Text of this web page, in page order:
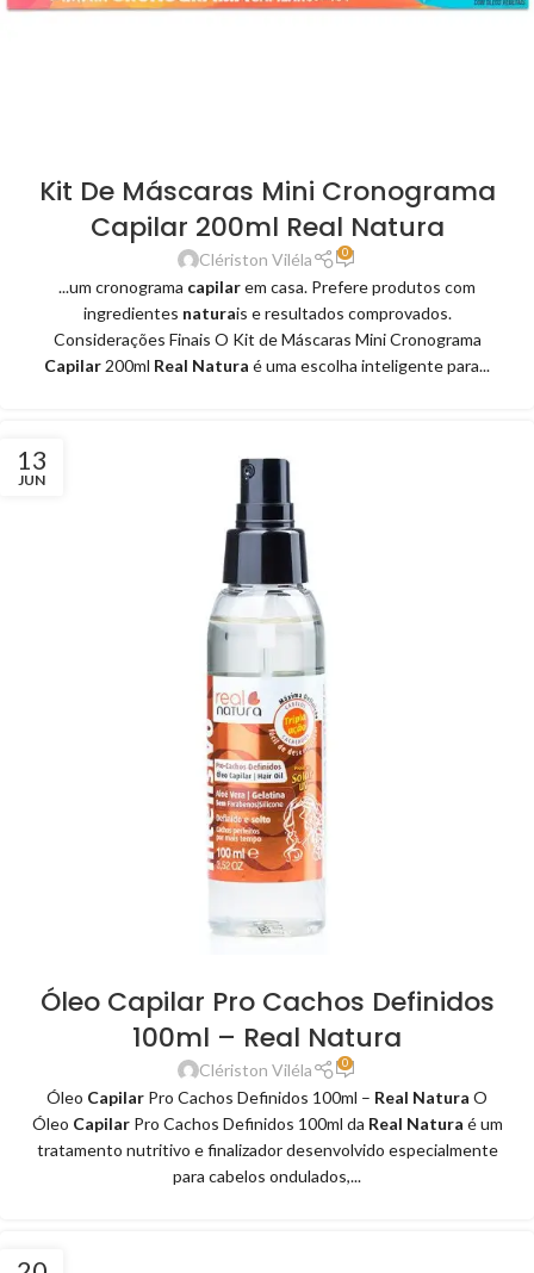
Kit De Máscaras Mini Cronograma
Capilar 200ml Real Natura
Clériston Viléla 0
...um cronograma capilarem casa. Prefere produtos com
ingredientes naturais e resultados comprovados.
Considerações Finais O Kit de Máscaras Mini Cronograma
Capilar 200ml Real Natura é uma escolha inteligente para...
13
JUN
Óleo Capilar Pro Cachos Definidos
100ml – Real Natura
Clériston Viléla 0
Óleo Capilar Pro Cachos Definidos 100ml – Real Natura O
Óleo CapilarPro Cachos Definidos 100ml da Real Natura é um
tratamento nutritivo e finalizador desenvolvido especialmente
para cabelos ondulados,...